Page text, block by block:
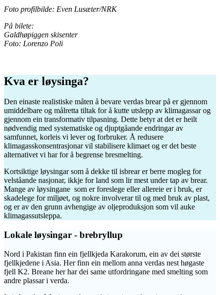
Foto profilbilde: Even Lusæter/NRK
På bilete:
Galdhøpiggen skisenter
Foto: Lorenzo Poli
Kva er løysinga?
Den einaste realistiske måten å bevare verdas brear på er gjennom
umiddelbare og målretta tiltak for å kutte utslepp av klimagassar og
gjennom ein transformativ tilpasning. Dette betyr at det er heilt
nødvendig med systematiske og djuptgåande endringar av
samfunnet, korleis vi lever og forbruker. Å redusere
klimagasskonsentrasjonar vil stabilisere klimaet og er det beste
alternativet vi har for å begrense bresmelting.
Kortsiktige løysingar som å dekke til isbrear er berre mogleg for
velståande nasjonar, ikkje for land som lir mest under tap av brear.
Mange av løysingane som er foreslege eller allereie er i bruk, er
skadelege for miljøet, og nokre involverar til og med bruk av plast,
og er av den grunn avhengige av oljeproduksjon som vil auke
klimagassutsleppa.
Lokale løysingar - brebryllup
Nord i Pakistan finn ein fjellkjeda Karakorum, ein av dei største
fjellkjedene i Asia. Her finn ein mellom anna verdas nest høgaste
fjell K2. Breane her har dei same utfordringane med smelting som
andre plassar i verda.